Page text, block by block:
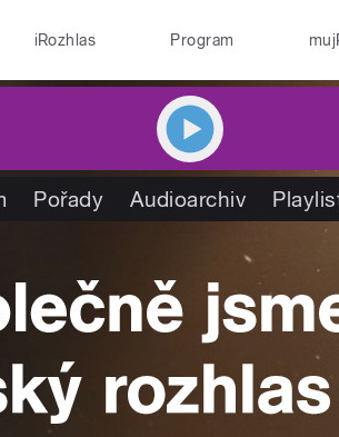
iRozhlas Program
Pořady Audioarchiv